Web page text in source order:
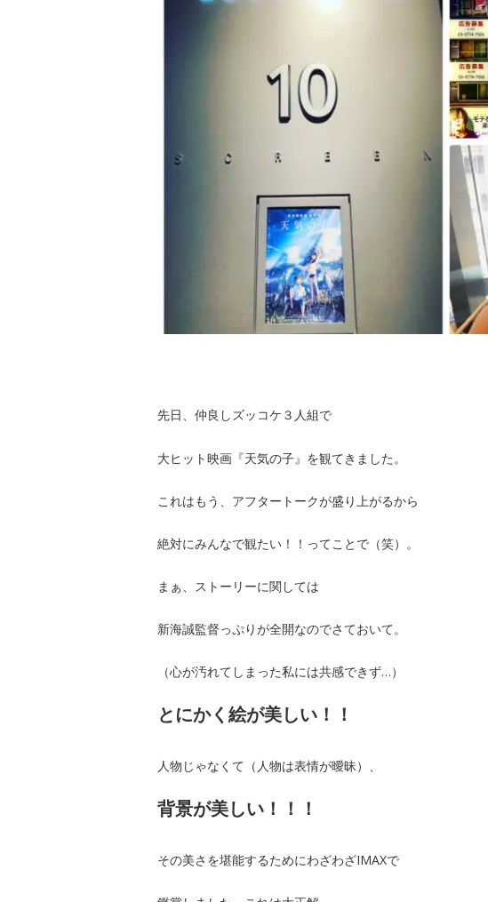
先日、仲良しズッコケ３人組で
大ヒット映画『天気の子』を観てきました。
これはもう、アフタートークが盛り上がるから
絶対にみんなで観たい！！ってことで（笑）。
まぁ、ストーリーに関しては
新海誠監督っぷりが全開なのでさておいて。
（心が汚れてしまった私には共感できず…）
とにかく絵が美しい！！
人物じゃなくて（人物は表情が曖昧）、
背景が美しい！！！
その美さを堪能するためにわざわざIMAXで